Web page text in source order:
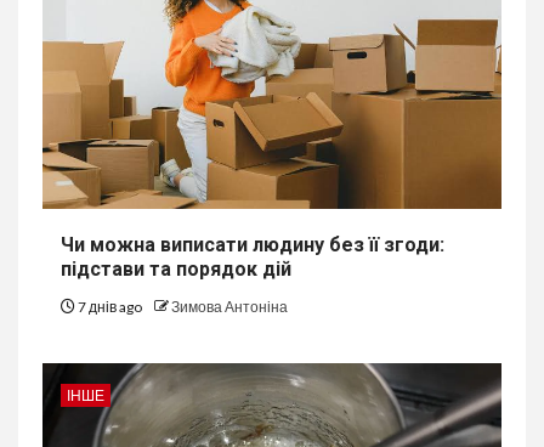
Чи можна виписати людину без її згоди:
підстави та порядок дій
7 днів ago Зимова Антоніна
ІНШЕ